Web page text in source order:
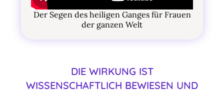
Der Segen des heiligen Ganges für Frauen
der ganzen Welt
DIE WIRKUNG IST
WISSENSCHAFTLICH BEWIESEN UND